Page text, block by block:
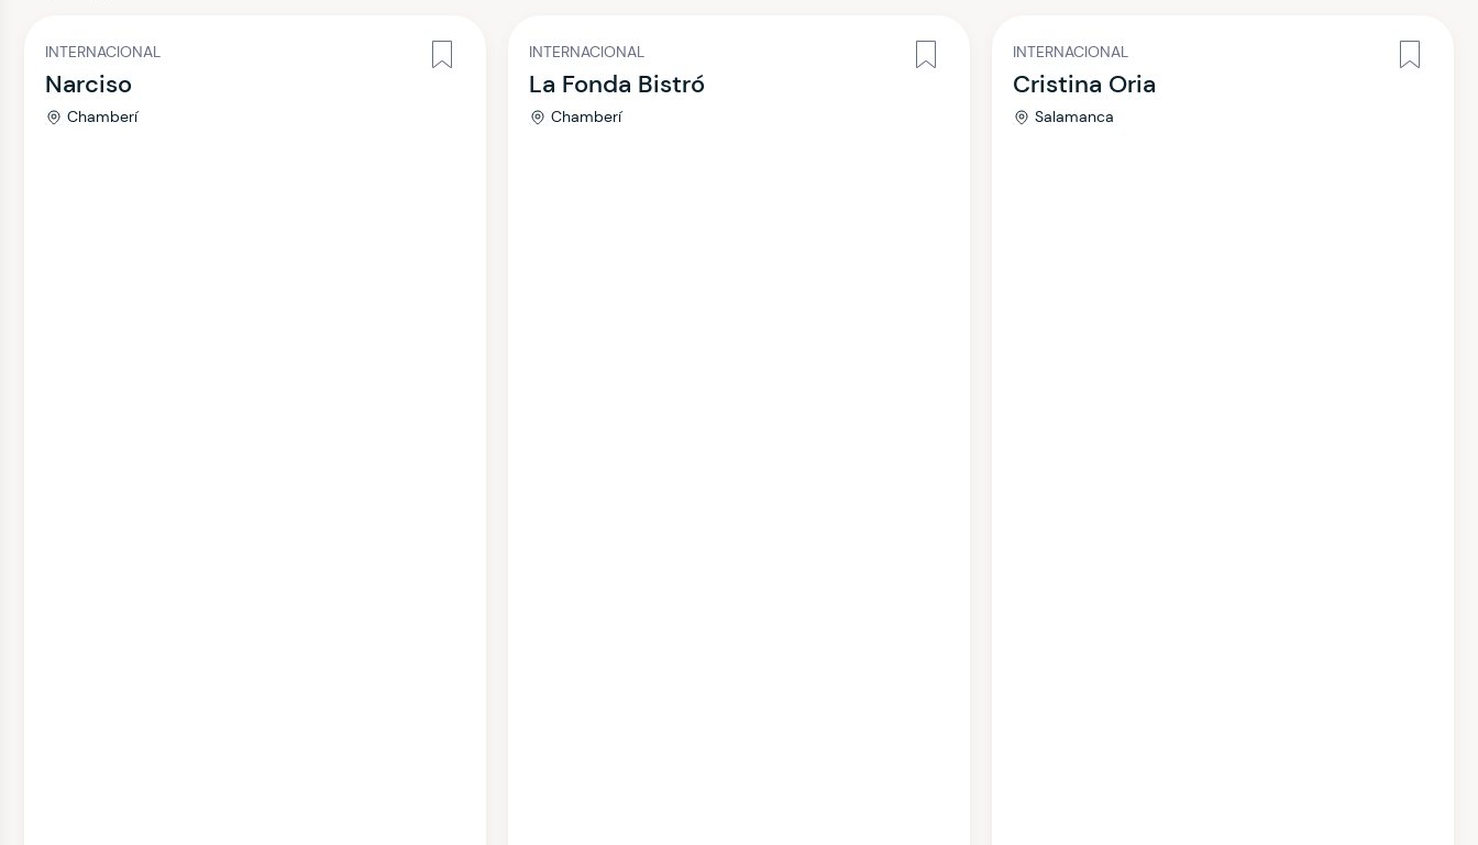
INTERNACIONAL
Narciso
Chamberí
INTERNACIONAL
La Fonda Bistró
Chamberí
INTERNACIONAL
Cristina Oria
Salamanca